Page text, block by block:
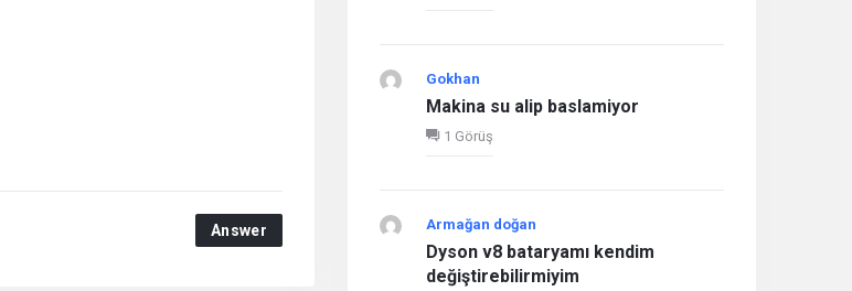
Answer
Gokhan
Makina su alip baslamiyor
1 Görüş
Armağan doğan
Dyson v8 bataryamı kendim
değiştirebilirmiyim